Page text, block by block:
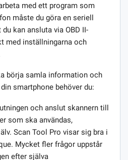
med ett program som
måste du göra en seriell
kan ansluta via OBD II-
med inställningarna och
börja samla information och
smartphone behöver du:
och anslut skannern till
som ska användas,
Scan Tool Pro visar sig bra i
Mycket fler frågor uppstår
efter själva